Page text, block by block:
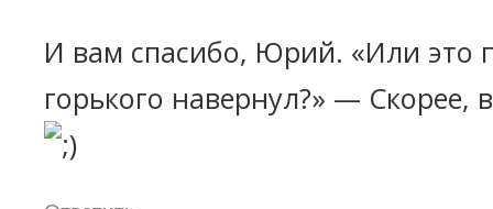
И вам спасибо, Юрий. «Или это
горького навернул?» — Скорее,